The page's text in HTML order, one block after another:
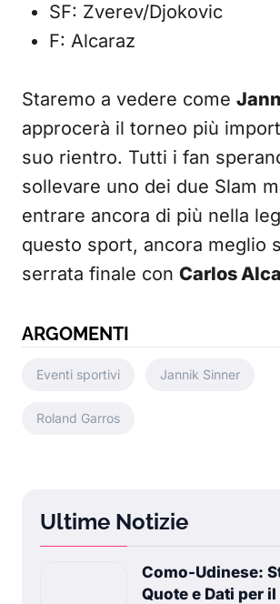
SF: Zverev/Djokovic
F: Alcaraz
Staremo a vedere come
approcerà il torneo più
suo rientro. Tutti i fan
sollevare uno dei due Slam
entrare ancora di più nella
questo sport, ancora meglio
serrata finale con Carlos
ARGOMENTI
Eventi sportivi Jannik Sinner
Roland Garros
Ultime Notizie
Como-Udinese:
Quote e Dati per